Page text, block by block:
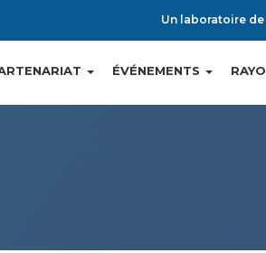
Un laboratoire de
ÉVÉNEMENTS